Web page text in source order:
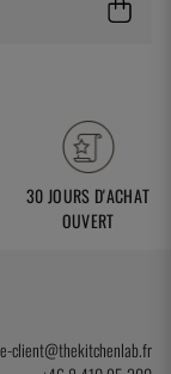
30 JOURS D'ACHAT
OUVERT
client@thekitchenlab.fr